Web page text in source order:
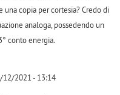
copia per cortesia? Credo di
analoga, possedendo un
conto energia.
12/2021 - 13:14